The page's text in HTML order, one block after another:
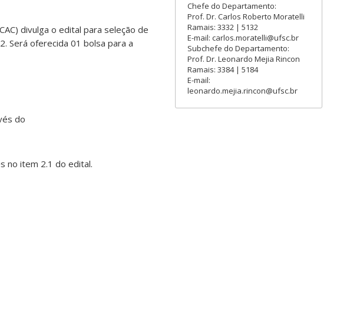
divulga o edital para seleção de
Será oferecida 01 bolsa para a
do
no item 2.1 do edital.
Chefe do Departamento:
Prof. Dr. Carlos Roberto Moratelli
Ramais: 3332 | 5132
E-mail: carlos.moratelli@ufsc.br
Subchefe do Departamento:
Prof. Dr. Leonardo Mejia Rincon
Ramais: 3384 | 5184
E-mail:
leonardo.mejia.rincon@ufsc.br